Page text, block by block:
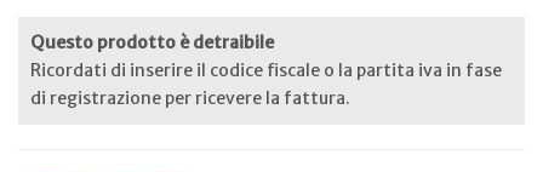
Questo prodotto è detraibile
Ricordati di inserire il codice fiscale o la partita iva in fase
di registrazione per ricevere la fattura.